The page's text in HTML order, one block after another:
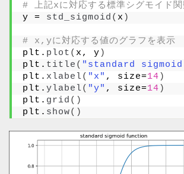
# 上記xに対応する標準シグモイド関
y = std_sigmoid ( x )
# x,yに対応する値のグラフを表示
plt. plot ( x, y )
plt. title ( "standard
plt. xlabel( "x" , size=14 )
plt. ylabel( "y" , size=14 )
plt. grid ()
plt. show()